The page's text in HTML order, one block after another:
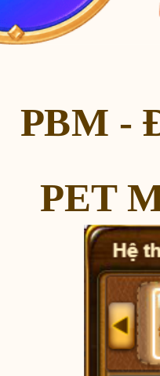
PBM -
Phó Bản
Bùa Khắc
PET Mới -
PET